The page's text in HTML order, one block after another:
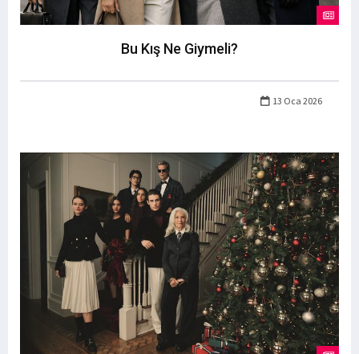
Bu Kış Ne Giymeli?
13 Oca 2026